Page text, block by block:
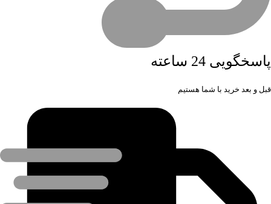
پاسخگویی 24 ساعته
قبل و بعد خرید با شما هستیم